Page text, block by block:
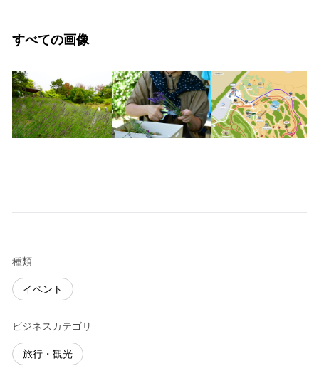
すべての画像
種類
イベント
ビジネスカテゴリ
旅行・観光